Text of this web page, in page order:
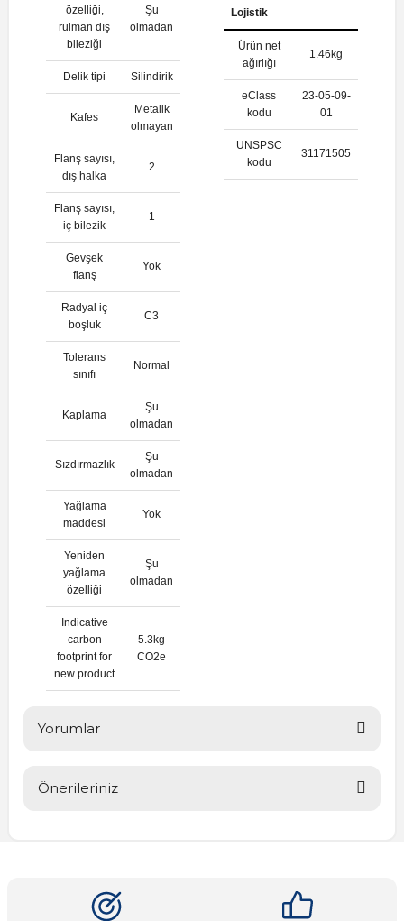
özelliği,
rulman dış
bileziği
Şu
olmadan
Delik tipi Silindirik
Kafes
Metalik
olmayan
Flanş sayısı,
dış halka
2
Flanş sayısı,
iç bilezik
1
Gevşek
flanş
Yok
Radyal iç
boşluk
C3
Tolerans
sınıfı
Normal
Kaplama
Şu
olmadan
Sızdırmazlık
Şu
olmadan
Yağlama
maddesi
Yok
Yeniden
yağlama
özelliği
Şu
olmadan
Indicative
carbon
footprint for
new product
5.3kg
CO2e
Lojistik
Ürün net
ağırlığı
1.46kg
eClass
kodu
23-05-09-
01
UNSPSC
kodu
31171505
Yorumlar
Önerileriniz
Görüş ve önerileriniz için teşekkür ederiz.